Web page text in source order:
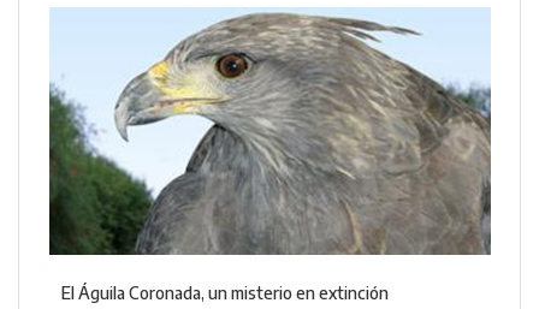
El Águila Coronada, un misterio en extinción